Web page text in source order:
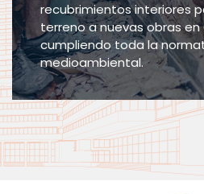
recubrimientos interiores
terreno a nuevas obras
cumpliendo toda la
medioambiental.